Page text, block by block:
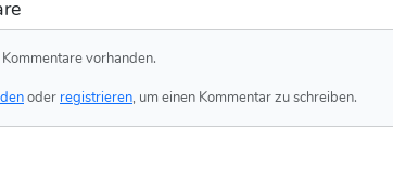
vorhanden.
oder registrieren, um einen Kommentar zu schreiben.